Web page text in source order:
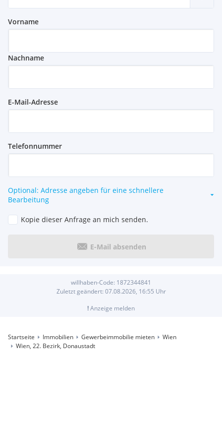
Vorname
Nachname
E-Mail-Adresse
Telefonnummer
Optional: Adresse angeben für eine schnellere
Bearbeitung
Kopie dieser Anfrage an mich senden.
E-Mail absenden
willhaben-Code: 1872344841
Zuletzt geändert: 07.08.2026, 16:55 Uhr
!Anzeige melden
Startseite Immobilien Gewerbeimmobilie mieten
Wien
Wien, 22. Bezirk, Donaustadt